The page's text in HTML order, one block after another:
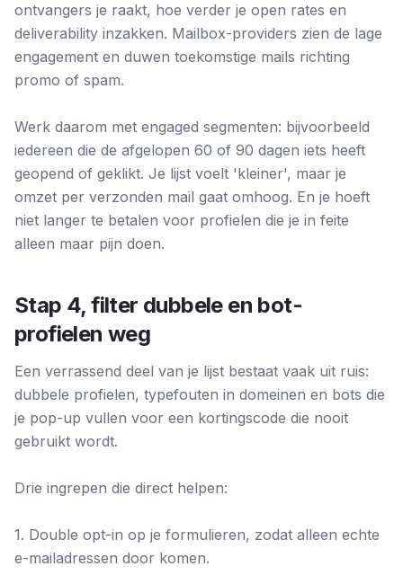
ontvangers je raakt, hoe verder je open rates en
deliverability inzakken. Mailbox-providers zien de lage
engagement en duwen toekomstige mails richting
promo of spam.
Werk daarom met engaged segmenten: bijvoorbeeld
iedereen die de afgelopen 60 of 90 dagen iets heeft
geopend of geklikt. Je lijst voelt 'kleiner', maar je
omzet per verzonden mail gaat omhoog. En je hoeft
niet langer te betalen voor profielen die je in feite
alleen maar pijn doen.
Stap 4, filter dubbele en bot-
profielen weg
Een verrassend deel van je lijst bestaat vaak uit ruis:
dubbele profielen, typefouten in domeinen en bots die
je pop-up vullen voor een kortingscode die nooit
gebruikt wordt.
Drie ingrepen die direct helpen:
1. Double opt-in op je formulieren, zodat alleen echte
e-mailadressen door komen.